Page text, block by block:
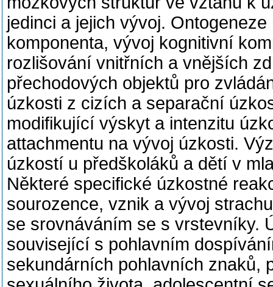
jedinci a jejich vývoj.
komponenta, vývoj kognitivní
rozlišování vnitřních a vnějších
přechodových objektů pro
úzkosti z cizích a separační
modifikující výskyt a intenzitu
attachmentu na vývoj úzkosti.
úzkostí u předškoláků a dětí v
Některé specifické úzkostné
sourozence, vznik a vývoj
se srovnáváním se s vrstevníky.
související s pohlavním
sekundárních pohlavních znaků,